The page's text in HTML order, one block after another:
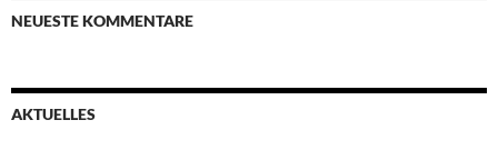
NEUESTE KOMMENTARE
AKTUELLES